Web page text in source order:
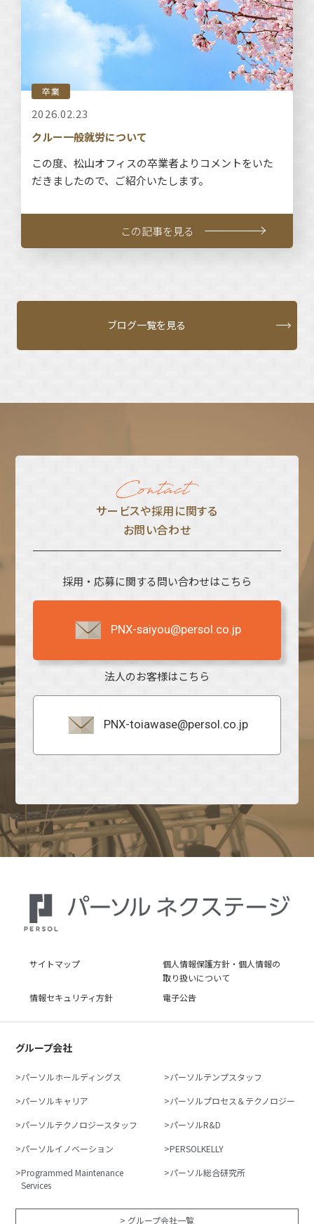
卒業
2026.02.23
クルー一般就労について
この度、松山オフィスの卒業者よりコメントをいた
だきましたので、ご紹介いたします。
この記事を見る
ブログ一覧を見る
サービスや採⽤に関する
お問い合わせ
採用・応募に関する問い合わせはこちら
PNX-saiyou@persol.co.jp
法人のお客様はこちら
PNX-toiawase@persol.co.jp
サイトマップ
個人情報保護方針・個人情報の
取り扱いについて
情報セキュリティ方針
電子公告
グループ会社
パーソルホールディングス
パーソルテンプスタッフ
パーソルキャリア
パーソルプロセス＆テクノロジー
パーソルテクノロジースタッフ
パーソルR&D
パーソルイノベーション
PERSOLKELLY
Programmed Maintenance
Services
パーソル総合研究所
> グループ会社一覧